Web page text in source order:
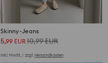
Skinny-Jeans
5,99 EUR 10,99EUR
inkl. MwSt. / zzgl.Versandkosten